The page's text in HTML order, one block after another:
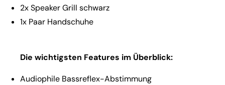
2x Speaker Grill schwarz
1x Paar Handschuhe
Die wichtigsten Features im Überblick:
Audiophile Bassreflex-Abstimmung